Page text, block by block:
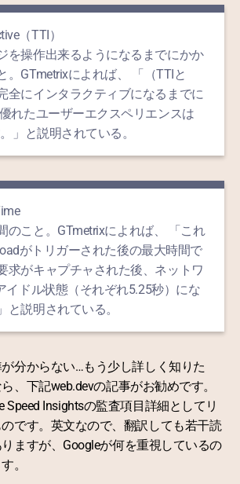
（TTI）
を操作出来るようになるまでにかか
。GTmetrixによれば、 「（TTIと
全にインタラクティブになるまでに
れたユーザーエクスペリエンスは
」と説明されている。
のこと。GTmetrixによれば、 「これ
がトリガーされた後の最大時間で
求がキャプチャされた後、ネットワ
イドル状態（それぞれ5.25秒）にな
と説明されている。
が分からない…もう少し詳しく知りた
、下記web.devの記事がお勧めです。
Speed Insightsの監査項目詳細としてリ
です。英文なので、翻訳しても若干読
ますが、Googleが何を重視しているの
。